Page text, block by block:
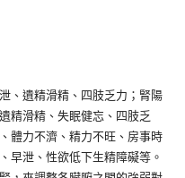
、遺精滑精、四肢乏力；腎陽
精滑精、失眠健忘、四肢乏
體力不濟、精力不旺、房事時
早泄、性欲低下生精障礙等。